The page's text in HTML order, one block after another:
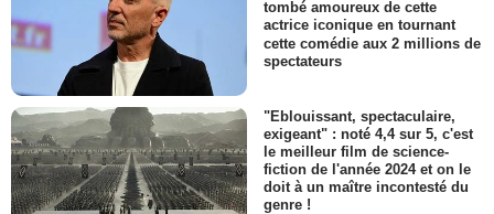
tombé amoureux de cette
actrice iconique en tournant
cette comédie aux 2 millions de
spectateurs
"Eblouissant, spectaculaire,
exigeant" : noté 4,4 sur 5, c'est
le meilleur film de science-
fiction de l'année 2024 et on le
doit à un maître incontesté du
genre !